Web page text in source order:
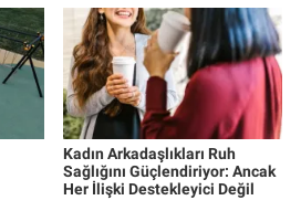
Kadın Arkadaşlıkları Ruh
Sağlığını Güçlendiriyor: Ancak
Her İlişki Destekleyici Değil